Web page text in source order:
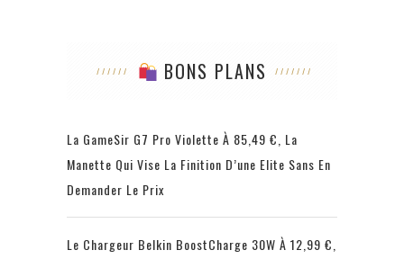
BONS PLANS
La GameSir G7 Pro Violette À 85,49 €, La
Manette Qui Vise La Finition D’une Elite Sans En
Demander Le Prix
Le Chargeur Belkin BoostCharge 30W À 12,99 €,